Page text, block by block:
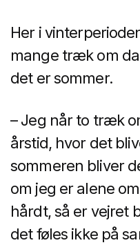
Her i
mange træk om
det er sommer.
– Jeg når to træk
årstid, hvor det
sommeren bliver
om jeg er alene
hårdt, så er vejret
det føles ikke på